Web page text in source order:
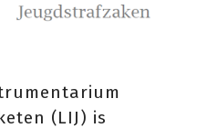
(LIJ) is